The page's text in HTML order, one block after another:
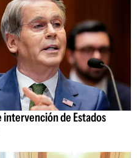
intervención de Estados